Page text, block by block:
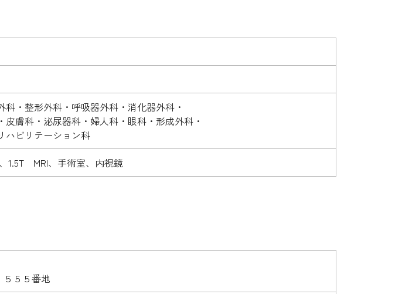
・整形外科・呼吸器外科・消化器外科・
膚科・泌尿器科・婦人科・眼科・形成外科・
ハビリテーション科
1.5T MRI、手術室、内視鏡
５５番地